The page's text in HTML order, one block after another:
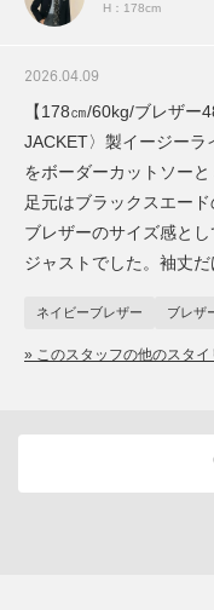
H：178cm
2026.04.09
【178㎝/60kg/ブレザー
JACKET〉製イージー
をボーダーカットソー
足元はブラックスエー
ブレザーのサイズ感と
ジャストでした。袖丈
ネイビーブレザー ブレザ
» このスタッフの他のスタイ